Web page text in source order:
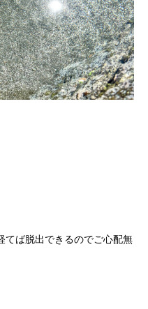
てば脱出できるのでご心配無